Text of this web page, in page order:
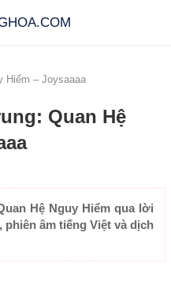
Hiểm – Joysaaaa
Quan Hệ
Hệ Nguy Hiểm qua lời
phiên âm tiếng Việt và dịch